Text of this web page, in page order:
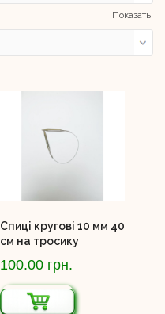
Показать:
Спиці кругові 10 мм 40
см на тросику
100.00 грн.